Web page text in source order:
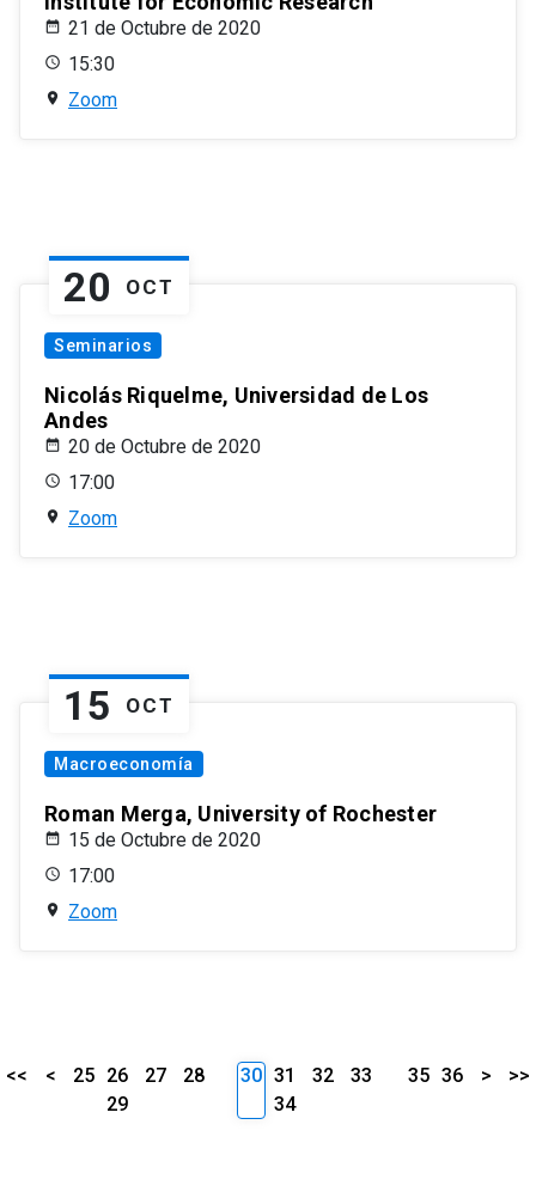
21 de Octubre de 2020
15:30
Zoom
20 OCT
Seminarios
Nicolás Riquelme, Universidad de Los
Andes
20 de Octubre de 2020
17:00
Zoom
15 OCT
Macroeconomía
Roman Merga, University of Rochester
15 de Octubre de 2020
17:00
Zoom
<< < 25 26 27
28
29
30 31 32
33
34
35 36 > >>